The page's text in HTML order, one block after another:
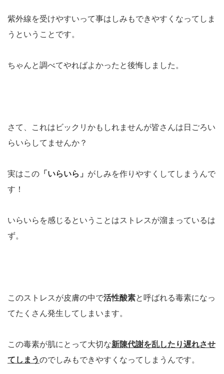
紫外線を受けやすいって事はしみもできやすくなってしま
うということです。
ちゃんと調べてやればよかったと後悔しました。
さて、これはビックリかもしれませんが皆さんは日ごろい
らいらしてませんか？
実はこの 「いらいら」 がしみを作りやすくしてしまうんで
す！
いらいらを感じるということはストレスが溜まっているは
ず。
このストレスが皮膚の中で活性酸素と呼ばれる毒素になっ
てたくさん発生してしまいます。
この毒素が肌にとって大切な新陳代謝を乱したり遅れさせ
てしまうのでしみもできやすくなってしまうんです。